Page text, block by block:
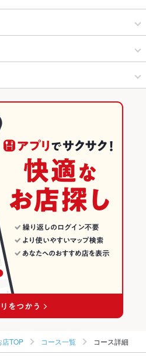
・鶏料理
刺身
ランキング
ランキング
店TOP コース一覧 コース詳細